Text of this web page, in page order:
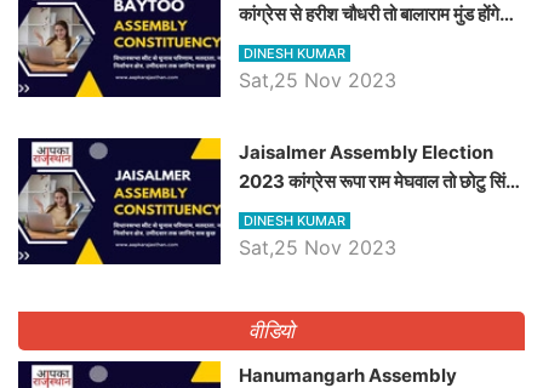
कांग्रेस से हरीश चौधरी तो बालाराम मुंड होंगे
भाजपा उम्मीदवार, जानिये बायतू विधानसभा
सीट के ताजा समीकरण
DINESH KUMAR
Sat,25 Nov 2023
​​​​​​​Jaisalmer Assembly Election
2023 कांग्रेस रूपा राम मेघवाल तो छोटु सिंह
भाटी होंगे भाजपा उम्मीदवार, जानिये जैसलमेर
विधानसभा सीट के ताजा समीकरण
DINESH KUMAR
Sat,25 Nov 2023
वीडियो
Hanumangarh Assembly